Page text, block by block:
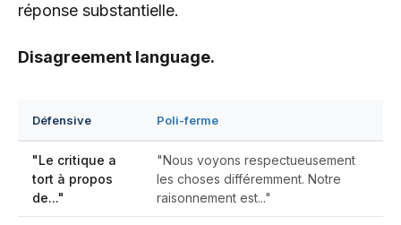
réponse substantielle.
Disagreement language.
Défensive Poli-ferme
"Le critique a
tort à propos
de..."
"Nous voyons respectueusement
les choses différemment. Notre
raisonnement est..."